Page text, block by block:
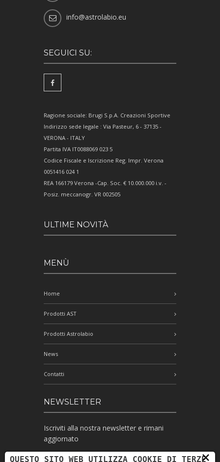
info@astrolabio.eu
SEGUICI SU:
Ragione sociale: Brugi S.p.A. Creazioni Sportive
Indirizzo sede legale : Via Pasteur, 6 - 37135 -
VERONA - ITALY
Partita IVA IT0088069 023 5
Codice Fiscale e Iscrizione Reg. Impr. Verona
0051416 024 1
REA 166179 Verona -Cap. Soc. € 10.000.000 i.v. -
Posiz. meccanogr. VR 002505
ULTIME NOVITÀ
MENÙ
Home
Prodotti AST
Prodotti Astrolabio
News
Contatti
NEWSLETTER
Iscriviti alla nostra newsletter e rimani
aggiornato
×
QUESTO SITO WEB UTILIZZA COOKIE DI TERZE